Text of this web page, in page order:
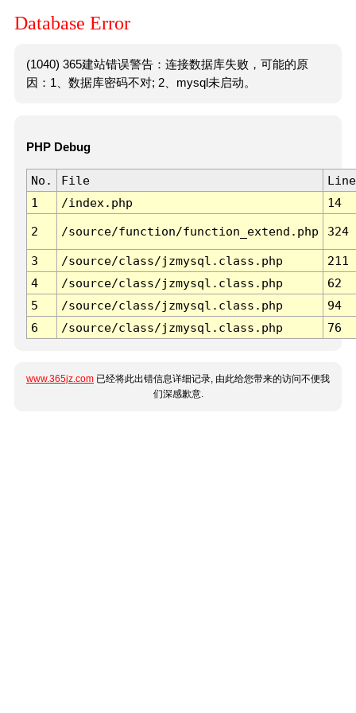
Database Error
(1040) 365建站错误警告：连接数据库失败，可能的原
因：1、数据库密码不对; 2、mysql未启动。
PHP Debug
No. File
Line
1
/index.php 14
2 /source/function/function_extend.php 324
3 /source/class/jzmysql.class.php
211
4
/source/class/jzmysql.class.php
62
5
/source/class/jzmysql.class.php
94
6
/source/class/jzmysql.class.php 76
www.365jz.com 已经将此出错信息详细记录, 由此给您带来的访问不便我
们深感歉意.